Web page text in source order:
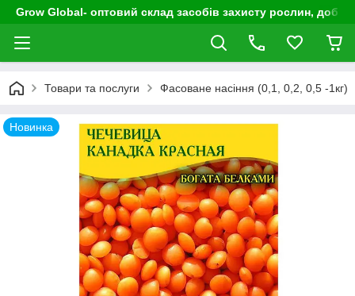
Grow Global- оптовий склад засобів захисту рослин,
Товари та послуги Фасоване насіння (0,1, 0,2, 0,5 -1кг)
Новинка